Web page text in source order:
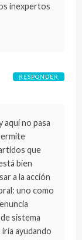
inexpertos
aquí no pasa
que
bien
a la acción
uno como
sistema
ayudando
RESPONDER